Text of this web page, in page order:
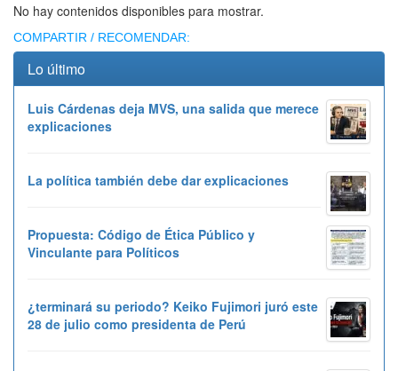
No hay contenidos disponibles para mostrar.
COMPARTIR / RECOMENDAR:
Lo último
Luis Cárdenas deja MVS, una salida que merece
explicaciones
La política también debe dar explicaciones
Propuesta: Código de Ética Público y
Vinculante para Políticos
¿terminará su periodo? Keiko Fujimori juró este
28 de julio como presidenta de Perú